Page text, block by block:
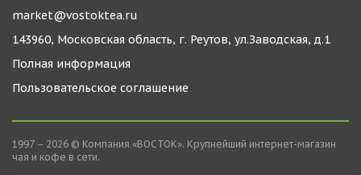
market@vostoktea.ru
143960, Московская область, г. Реутов, ул.Заводская, д.1
Полная информация
Пользовательское соглашение
1997 – 2026 © Компания «ВОСТОК». Крупнейший интернет-магазин
чая и кофе в сети.